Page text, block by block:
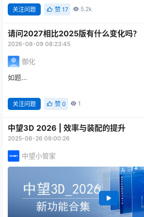
关注问题 赞 17 5.2k
请问2027相比2025版有什么变化吗？
2026-08-09 08:23:45
御化
如题...
关注问题 赞 0 1
中望3D 2026 | 效率与装配的提升
2025-06-26 09:00:26
中望小管家